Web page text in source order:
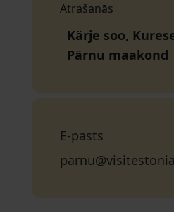
Atrašanās
Kärje soo,
Pärnu maakond
E-pasts